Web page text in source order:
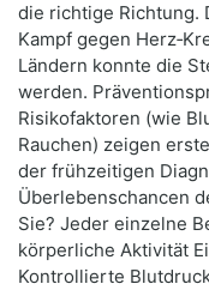
die richtige Richtung.
Kampf gegen
Ländern konnte die
werden.
Risikofaktoren (wie
Rauchen) zeigen
der frühzeitigen
Überlebenschancen
Sie? Jeder einzelne
körperliche Aktivität
Kontrollierte